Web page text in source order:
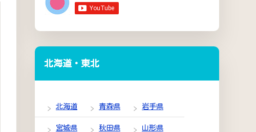
北海道・東北
北海道 青森県 岩手県
宮城県 秋田県 山形県